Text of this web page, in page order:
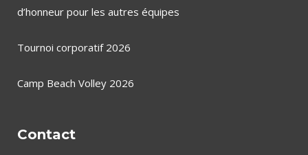
d’honneur pour les autres équipes
Tournoi corporatif 2026
Camp Beach Volley 2026
Contact